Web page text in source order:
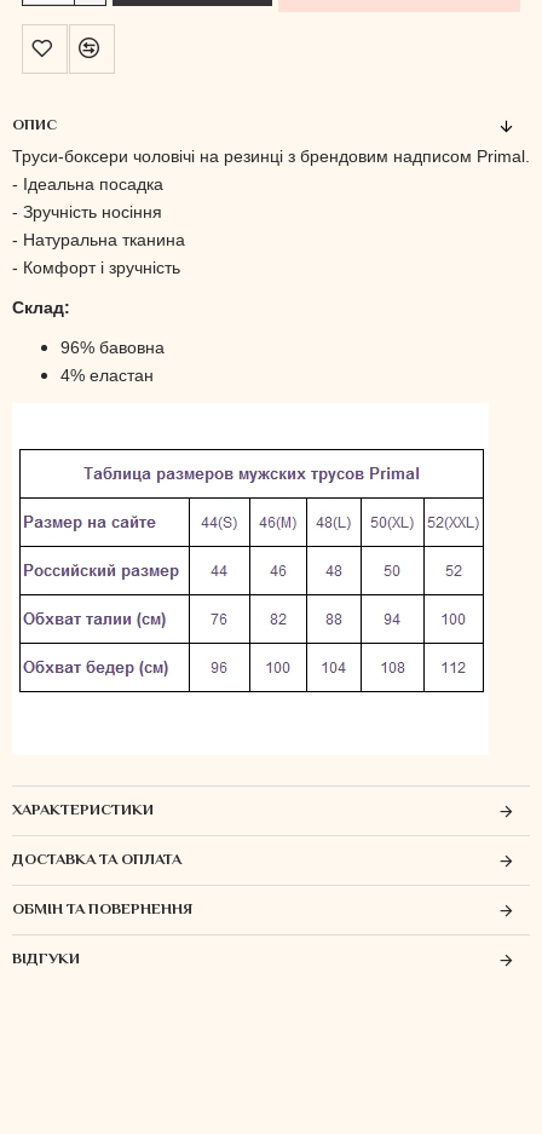
ОПИС
Труси-боксери чоловічі на резинці з брендовим надписом Primal.
- Ідеальна посадка
- Зручність носіння
- Натуральна тканина
- Комфорт і зручність
Склад:
96% бавовна
4% еластан
ХАРАКТЕРИСТИКИ
ДОСТАВКА ТА ОПЛАТА
ОБМІН ТА ПОВЕРНЕННЯ
ВІДГУКИ